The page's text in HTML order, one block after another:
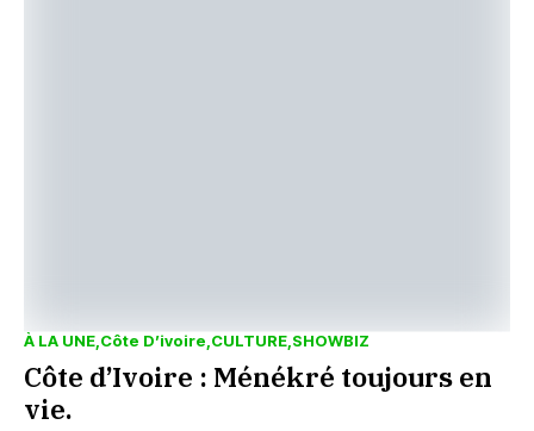
À LA UNE Côte D’ivoire CULTURE SHOWBIZ
Côte d’Ivoire : Ménékré toujours en
vie.